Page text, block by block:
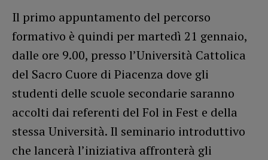
Il primo appuntamento del percorso
formativo è quindi per martedì 21 gennaio,
dalle ore 9.00, presso l’Università Cattolica
del Sacro Cuore di Piacenza dove gli
studenti delle scuole secondarie saranno
accolti dai referenti del Fol in Fest e della
stessa Università. Il seminario introduttivo
che lancerà l’iniziativa affronterà gli